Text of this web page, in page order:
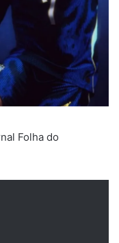
Folha do